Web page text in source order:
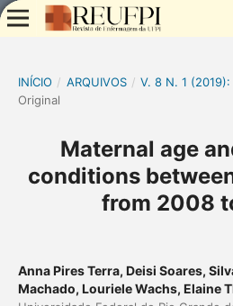
INÍCIO / ARQUIVOS / V. 8 N. 1 (2019):
Original
Maternal age
conditions
from 2008
Anna Pires Terra, Deisi Soares,
Machado, Louriele Wachs, Elaine